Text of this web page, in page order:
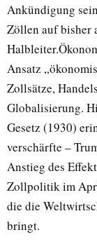
Ankündigung
Zöllen auf bisher
Ansatz
Zollsätze,
Globalisierung.
Gesetz (1930)
verschärfte –
Anstieg des
Zollpolitik im
die die
bringt.